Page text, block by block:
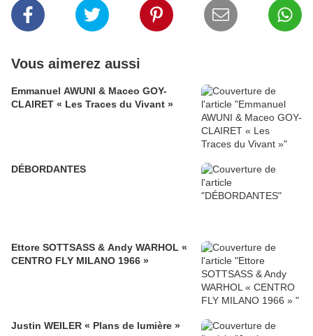
Vous aimerez aussi
Emmanuel AWUNI & Maceo GOY-
CLAIRET « Les Traces du Vivant »
DÉBORDANTES
Ettore SOTTSASS & Andy WARHOL «
CENTRO FLY MILANO 1966 »
Justin WEILER « Plans de lumière »